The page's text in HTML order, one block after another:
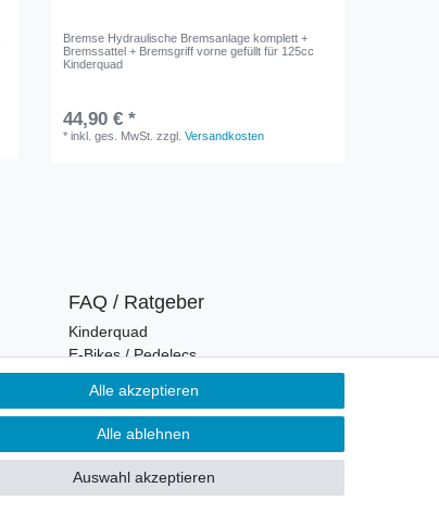
Bremse Hydraulische Bremsanlage komplett +
Bremssattel + Bremsgriff vorne gefüllt für 125cc
Kinderquad
44,90 € *
*inkl. ges. MwSt. zzgl.Versandkosten
FAQ / Ratgeber
Kinderquad
E-Bikes / Pedelecs
Dirt Bike & Pocketbike
Quad & ATV
Alle akzeptieren
Alle ablehnen
Auswahl akzeptieren